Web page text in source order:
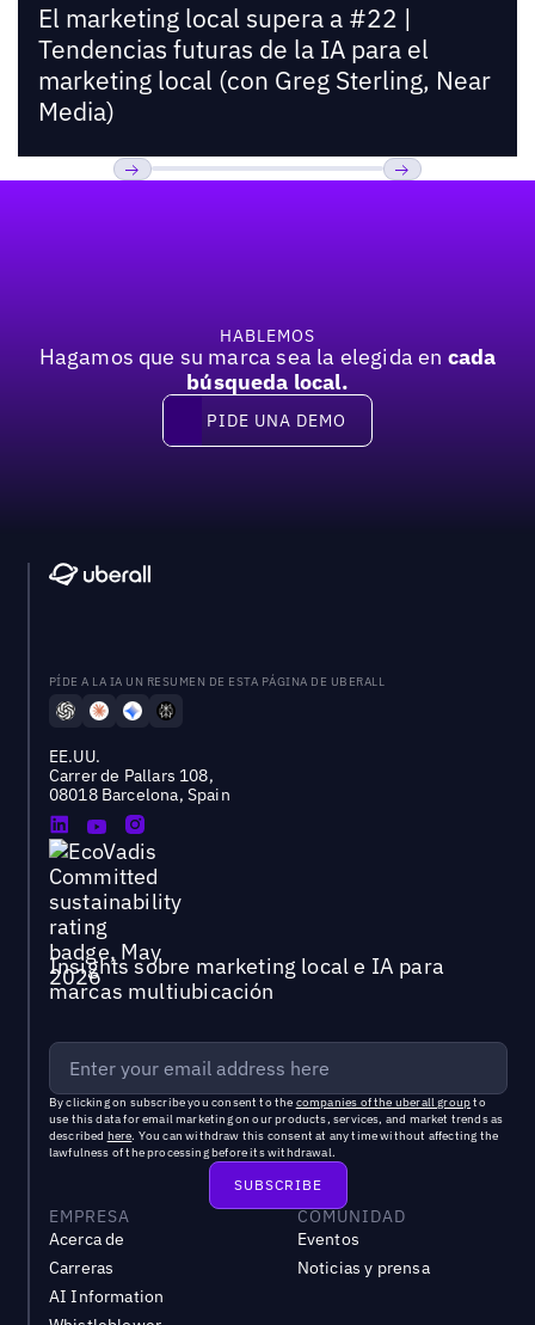
El marketing local supera a #22 |
Tendencias futuras de la IA para el
marketing local (con Greg Sterling, Near
Media)
HABLEMOS
Hagamos que su marca sea la elegida en cada
búsqueda local.
Pide una demo
PIDE UNA DEMO
PÍDE A LA IA UN RESUMEN DE ESTA PÁGINA DE UBERALL
EE.UU.
Carrer de Pallars 108,
08018 Barcelona, Spain
Insights sobre marketing local e IA para
marcas multiubicación
By clicking on subscribe you consent to the companies of the uberall groupto
use this data for email marketing on our products, services, and market trends as
described here. You can withdraw this consent at any time without affecting the
lawfulness of the processing before its withdrawal.
EMPRESA
Acerca de
Carreras
AI Information
COMUNIDAD
Eventos
Noticias y prensa